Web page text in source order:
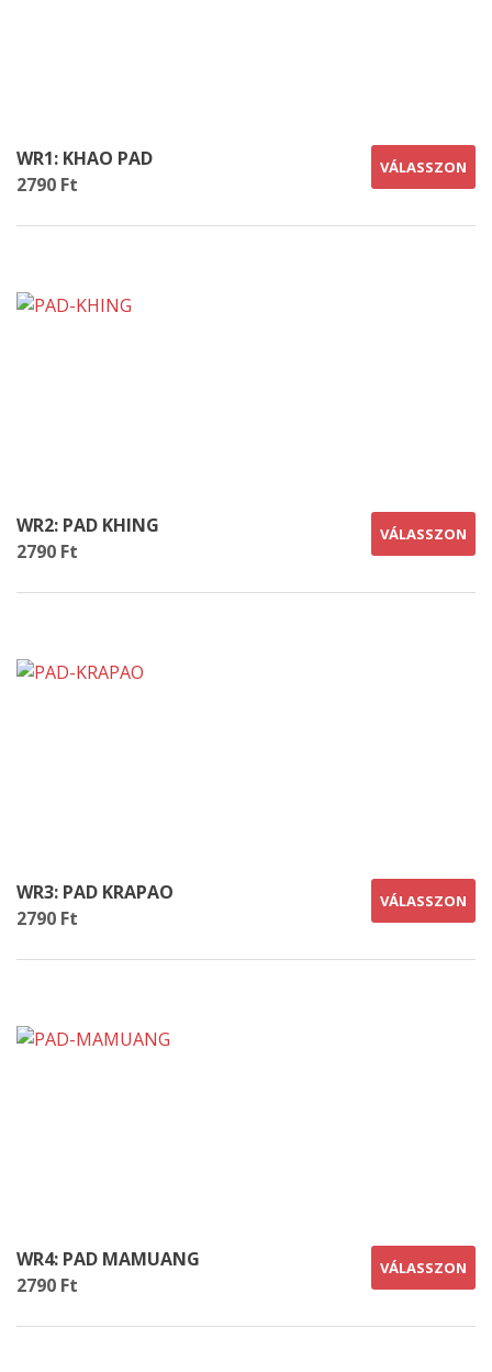
WR1: KHAO PAD
2790 Ft
VÁLASSZON
WR2: PAD KHING
2790 Ft
VÁLASSZON
WR3: PAD KRAPAO
2790 Ft
VÁLASSZON
WR4: PAD MAMUANG
2790 Ft
VÁLASSZON